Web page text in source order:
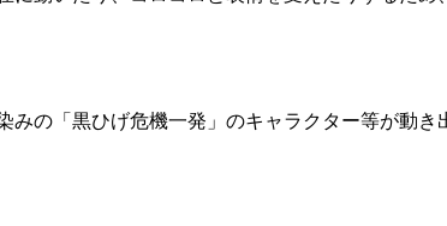
の「黒ひげ危機一発」のキャラクター等が動き